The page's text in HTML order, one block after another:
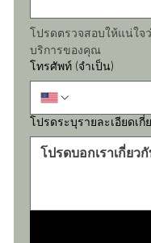
โปรดตรวจสอบให้แน่ใจ
บริการของคุณ
โทรศัพท์ (จำเป็น)
โปรดระบุรายละเอียดเ